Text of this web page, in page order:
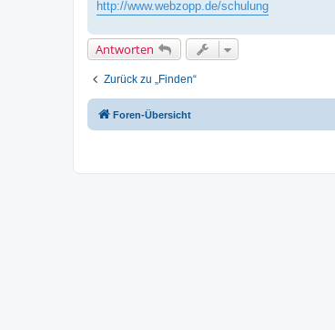
http://www.webzopp.de/schulung
Antworten
Zurück zu „Finden“
Foren-Übersicht